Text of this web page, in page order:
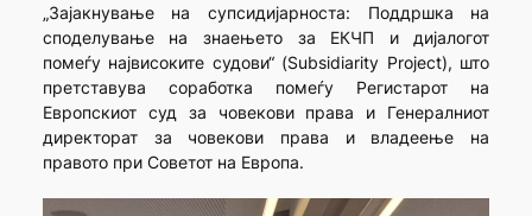
„Зајакнување на супсидијарноста: Поддршка на
споделување на знаењето за ЕКЧП и дијалогот
помеѓу највисоките судови“ (Subsidiarity Project), што
претставува соработка помеѓу Регистарот на
Европскиот суд за човекови права и Генералниот
директорат за човекови права и владеење на
правото при Советот на Европа.